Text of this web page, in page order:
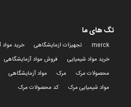
تگ های ما
merck تجهیزات ازمایشگاهی
خرید
خرید مواد شیمیایی
فروش مواد آزمایشگاهی
محصولات مرک
مرک مواد آزمایشگاهی
مواد شیمیایی مرک
کد محصولات مرک